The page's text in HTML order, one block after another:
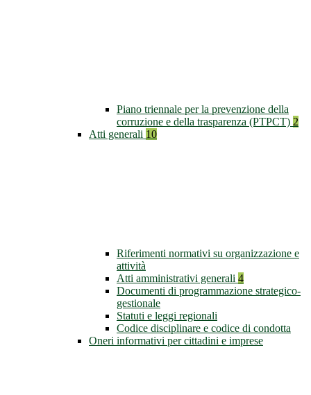
Piano triennale per la prevenzione della
corruzione e della trasparenza (PTPCT) 2
Atti generali 10
Riferimenti normativi su organizzazione e
attività
Atti amministrativi generali 4
Documenti di programmazione strategico-
gestionale
Statuti e leggi regionali
Codice disciplinare e codice di condotta
Oneri informativi per cittadini e imprese